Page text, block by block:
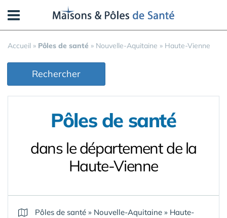
Accueil » Pôles de santé » Nouvelle-Aquitaine » Haute-Vienne
Rechercher
Pôles de santé
dans le département de la
Haute-Vienne
Pôles de santé » Nouvelle-Aquitaine » Haute-
Panneau de gestion des cookies